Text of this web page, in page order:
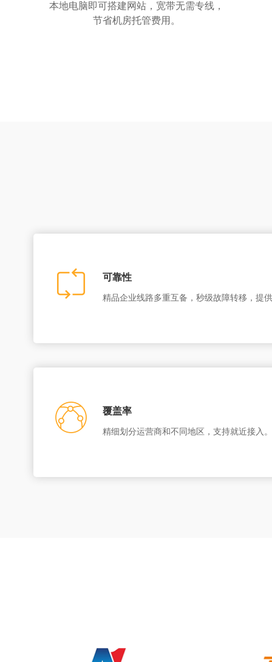
本地电脑即可搭建网站，宽带无需专线，
节省机房托管费用。
可靠性
精品企业线路多重互备，秒级故障转移，提
覆盖率
精细划分运营商和不同地区，支持就近接入。